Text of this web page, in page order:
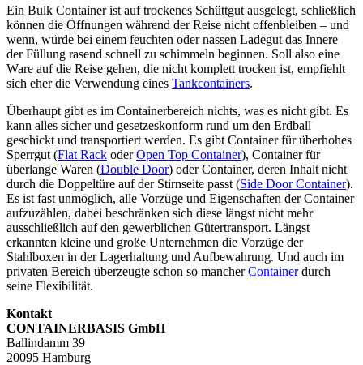
Ein Bulk Container ist auf trockenes Schüttgut ausgelegt, schließlich
können die Öffnungen während der Reise nicht offenbleiben – und
wenn, würde bei einem feuchten oder nassen Ladegut das Innere
der Füllung rasend schnell zu schimmeln beginnen. Soll also eine
Ware auf die Reise gehen, die nicht komplett trocken ist, empfiehlt
sich eher die Verwendung eines Tankcontainers.
Überhaupt gibt es im Containerbereich nichts, was es nicht gibt. Es
kann alles sicher und gesetzeskonform rund um den Erdball
geschickt und transportiert werden. Es gibt Container für überhohes
Sperrgut (Flat Rack oderOpen Top Container), Container für
überlange Waren (Double Door) oder Container, deren Inhalt nicht
durch die Doppeltüre auf der Stirnseite passt (Side Door Container).
Es ist fast unmöglich, alle Vorzüge und Eigenschaften der Container
aufzuzählen, dabei beschränken sich diese längst nicht mehr
ausschließlich auf den gewerblichen Gütertransport. Längst
erkannten kleine und große Unternehmen die Vorzüge der
Stahlboxen in der Lagerhaltung und Aufbewahrung. Und auch im
privaten Bereich überzeugte schon so mancherContainerdurch
seine Flexibilität.
Kontakt
CONTAINERBASIS GmbH
Ballindamm 39
20095 Hamburg